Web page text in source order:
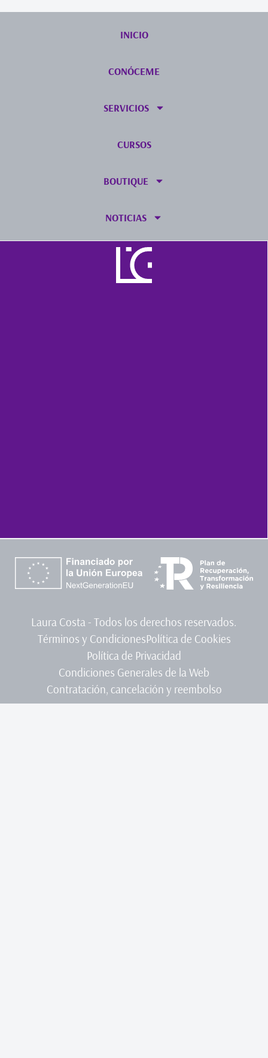
INICIO
CONÓCEME
SERVICIOS
CURSOS
BOUTIQUE
NOTICIAS
Laura Costa - Todos los derechos reservados.
Términos y CondicionesPolítica de Cookies
Política de Privacidad
Condiciones Generales de la Web
Contratación, cancelación y reembolso